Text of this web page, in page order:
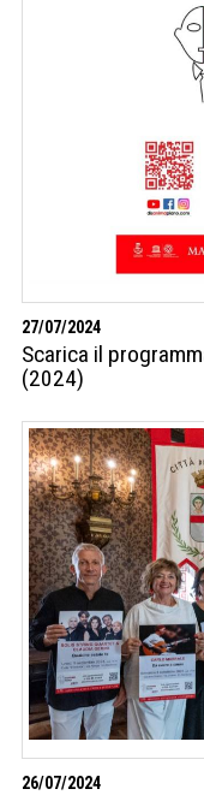
27/07/2024
Scarica il
(2024)
26/07/2024